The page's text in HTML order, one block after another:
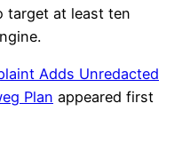
target at least ten
Adds Unredacted
Plan appeared first